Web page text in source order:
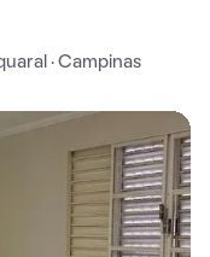
· Campinas